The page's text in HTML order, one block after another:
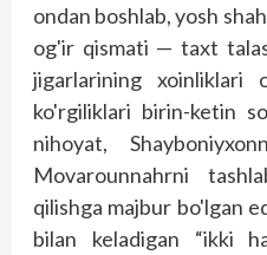
ondan boshlab, yosh
og'ir qismati — taxt
jigarlarining xoinliklari
ko'rgiliklari birin-ketin
nihoyat,
Movarounnahrni
qilishga majbur bo'lgan
bilan keladigan “ikki